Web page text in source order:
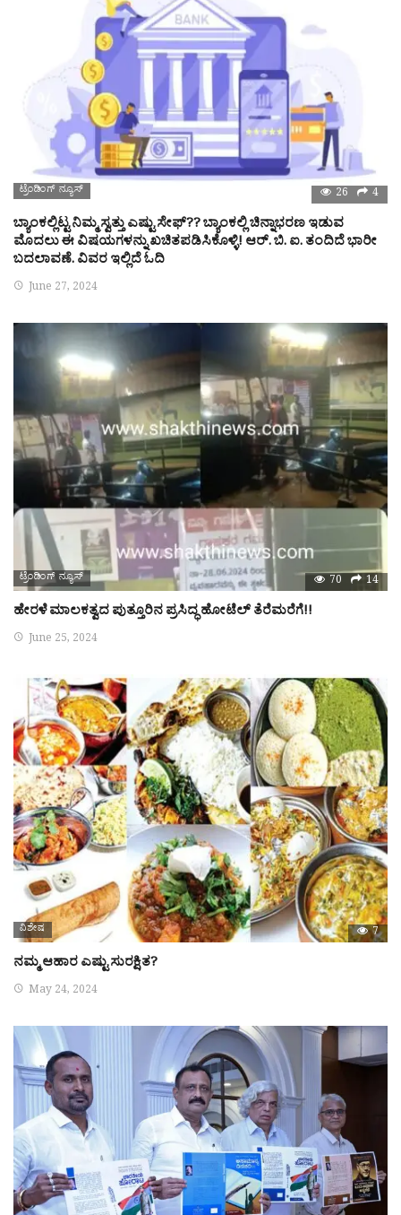
ಟ್ರೆಂಡಿಂಗ್ ನ್ಯೂಸ್ 26 4
ಬ್ಯಾಂಕಲ್ಲಿಟ್ಟ ನಿಮ್ಮ ಸ್ವತ್ತು ಎಷ್ಟು ಸೇಫ್?? ಬ್ಯಾಂಕಲ್ಲಿ ಚಿನ್ನಾಭರಣ ಇಡುವ
ಮೊದಲು ಈ ವಿಷಯಗಳನ್ನು ಖಚಿತಪಡಿಸಿಕೊಳ್ಳಿ! ಆರ್. ಬಿ. ಐ. ತಂದಿದೆ ಭಾರೀ
ಬದಲಾವಣೆ. ವಿವರ ಇಲ್ಲಿದೆ ಓದಿ
June 27, 2024
ಟ್ರೆಂಡಿಂಗ್ ನ್ಯೂಸ್ 70 14
ಹೇರಳೆ ಮಾಲಕತ್ವದ ಪುತ್ತೂರಿನ ಪ್ರಸಿದ್ಧ ಹೋಟೆಲ್ ತೆರೆಮರೆಗೆ!!
June 25, 2024
ವಿಶೇಷ 7
ನಮ್ಮ ಆಹಾರ ಎಷ್ಟು ಸುರಕ್ಷಿತ?
May 24, 2024